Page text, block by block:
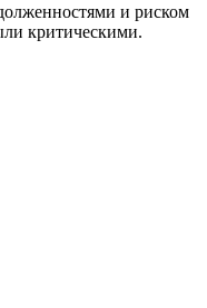
и риском
критическими.